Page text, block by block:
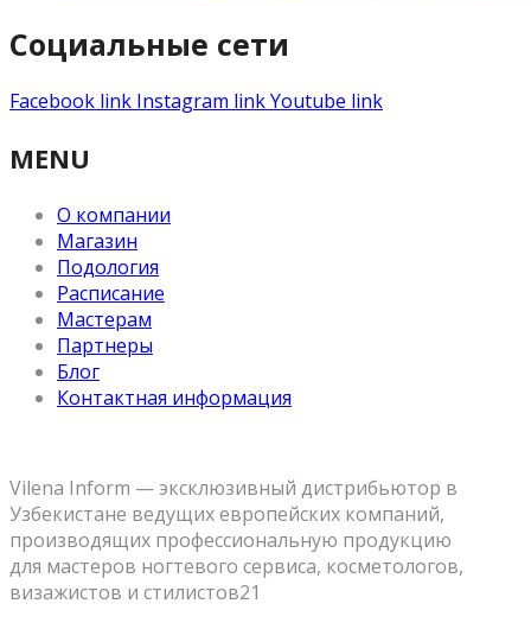
Социальные сети
Facebook link Instagram linkYoutube link
MENU
О компании
Магазин
Подология
Расписание
Мастерам
Партнеры
Блог
Контактная информация
Vilena Inform — эксклюзивный дистрибьютор в
Узбекистане ведущих европейских компаний,
производящих профессиональную продукцию
для мастеров ногтевого сервиса, косметологов,
визажистов и стилистов21